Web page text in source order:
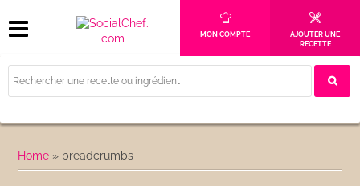
MON COMPTE
AJOUTER UNE
RECETTE
Home » breadcrumbs